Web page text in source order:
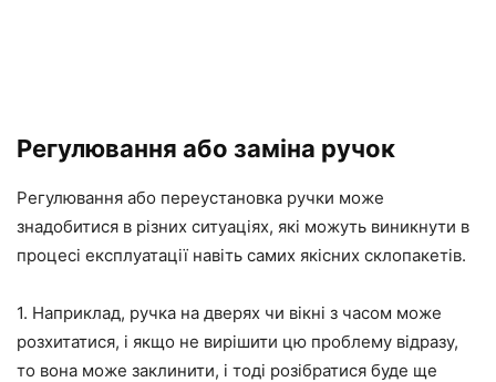
Регулювання або заміна ручок
Регулювання або переустановка ручки може
знадобитися в різних ситуаціях, які можуть виникнути в
процесі експлуатації навіть самих якісних склопакетів.
1. Наприклад, ручка на дверях чи вікні з часом може
розхитатися, і якщо не вирішити цю проблему відразу,
то вона може заклинити, і тоді розібратися буде ще